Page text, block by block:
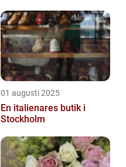
01 augusti 2025
En italienares butik i
Stockholm